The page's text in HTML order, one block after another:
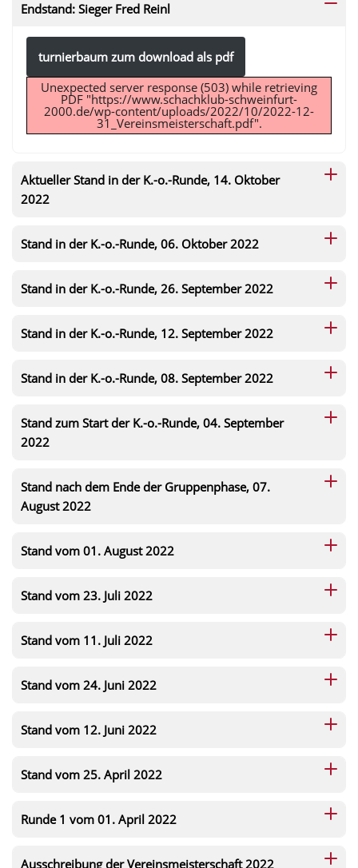
Endstand: Sieger Fred Reinl
turnierbaum zum download als pdf
Unexpected server response (503) while retrieving
PDF "https://www.schachklub-schweinfurt-
2000.de/wp-content/uploads/2022/10/2022-12-
31_Vereinsmeisterschaft.pdf".
Aktueller Stand in der K.-o.-Runde, 14. Oktober
2022
Stand in der K.-o.-Runde, 06. Oktober 2022
Stand in der K.-o.-Runde, 26. September 2022
Stand in der K.-o.-Runde, 12. September 2022
Stand in der K.-o.-Runde, 08. September 2022
Stand zum Start der K.-o.-Runde, 04. September
2022
Stand nach dem Ende der Gruppenphase, 07.
August 2022
Stand vom 01. August 2022
Stand vom 23. Juli 2022
Stand vom 11. Juli 2022
Stand vom 24. Juni 2022
Stand vom 12. Juni 2022
Stand vom 25. April 2022
Runde 1 vom 01. April 2022
Ausschreibung der Vereinsmeisterschaft 2022